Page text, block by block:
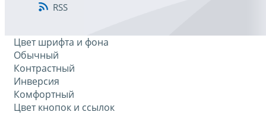
RSS
Цвет шрифта и фона
Обычный
Контрастный
Инверсия
Комфортный
Цвет кнопок и ссылок